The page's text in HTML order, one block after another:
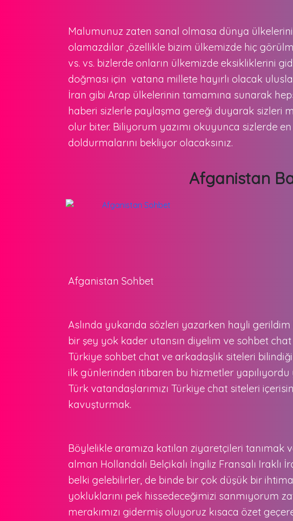
Malumunuz zaten sanal olmasa dünya
olamazdılar ,özellikle bizim ülkemizde hiç
vs. vs. bizlerde onların ülkemizde eksikliklerini
doğması için vatana millete hayırlı olacak
İran gibi Arap ülkelerinin tamamına sunarak
haberi sizlerle paylaşma gereği duyarak sizleri
olur biter. Biliyorum yazımı okuyunca sizlerde
doldurmalarını bekliyor olacaksınız.
Afganistan
Afganistan Sohbet
Aslında yukarıda sözleri yazarken hayli
bir şey yok kader utansın diyelim ve sohbet
Türkiye sohbet chat ve arkadaşlık siteleri
ilk günlerinden itibaren bu hizmetler
Türk vatandaşlarımızı Türkiye chat siteleri
kavuşturmak.
Böylelikle aramıza katılan ziyaretçileri
alman Hollandalı Belçikalı İngiliz Fransalı
belki gelebilirler, de binde bir çok düşük bir
yokluklarını pek hissedeceğimizi sanmıyorum
merakımızı gidermiş oluyoruz kısaca özet